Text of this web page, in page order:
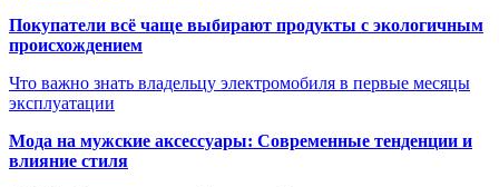
Покупатели всё чаще выбирают продукты с экологичным
происхождением
Что важно знать владельцу электромобиля в первые месяцы
эксплуатации
Мода на мужские аксессуары: Современные тенденции и
влияние стиля